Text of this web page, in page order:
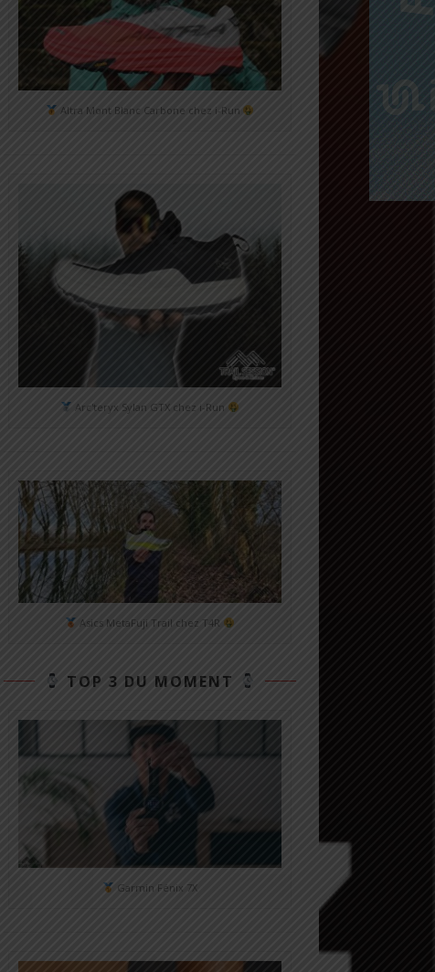
Altra Mont Blanc Carbone chez i-Run
Arc'teryx Sylan GTX chez i-Run
Asics MetaFuji Trail chez T4R
TOP 3 DU MOMENT
Garmin Fénix 7X